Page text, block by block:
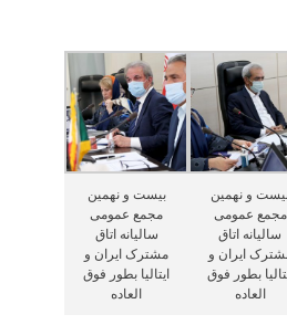
و نهمین
مجمع عمومی
سالیانه اتاق
ایران و
بطور فوق
العاده
بیست و نهمین
مجمع عمومی
سالیانه اتاق
مشترک ایران و
ایتالیا بطور فوق
العاده